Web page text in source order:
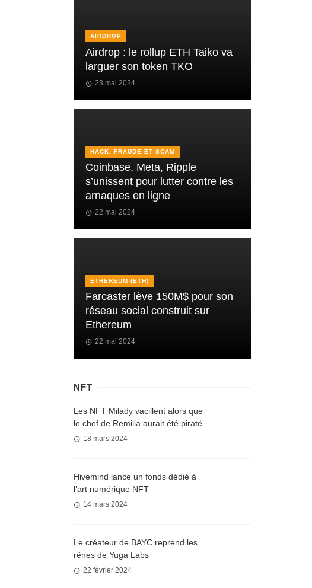
AIRDROP
Airdrop : le rollup ETH Taiko va
larguer son token TKO
23 mai 2024
HACK, FRAUDE ET SCAM
Coinbase, Meta, Ripple
s’unissent pour lutter contre les
arnaques en ligne
22 mai 2024
ETHEREUM (ETH)
Farcaster lève 150M$ pour son
réseau social construit sur
Ethereum
22 mai 2024
NFT
Les NFT Milady vacillent alors que
le chef de Remilia aurait été piraté
18 mars 2024
Hivemind lance un fonds dédié à
l’art numérique NFT
14 mars 2024
Le créateur de BAYC reprend les
rênes de Yuga Labs
22 février 2024